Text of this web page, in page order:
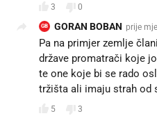
3 0
GB GORAN BOBAN prije
Pa na primjer zemlje
države promatrači koje
te one koje bi se rado
tržišta ali imaju strah od
5
3